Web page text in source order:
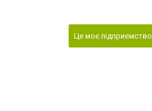
Це моє підприємство